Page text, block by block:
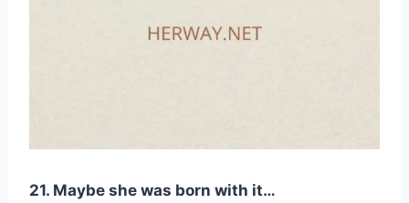
21. Maybe she was born with it…